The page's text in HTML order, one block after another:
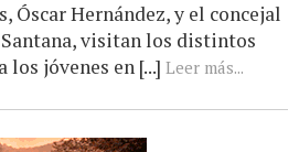
Óscar Hernández, y el concejal
visitan los distintos
los jóvenes en [...] Leer más...